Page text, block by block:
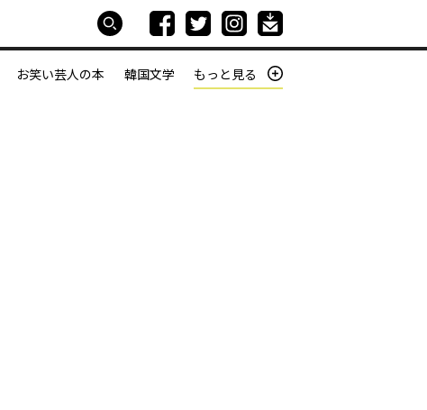
お笑い芸人の本 韓国文学 もっと見る